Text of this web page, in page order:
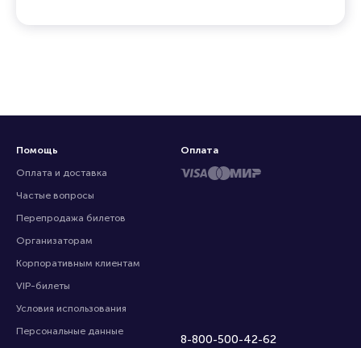
Помощь
Оплата и доставка
Частые вопросы
Перепродажа билетов
Организаторам
Корпоративным клиентам
VIP-билеты
Условия использования
Персональные данные
8-800-500-42-62
Оплата